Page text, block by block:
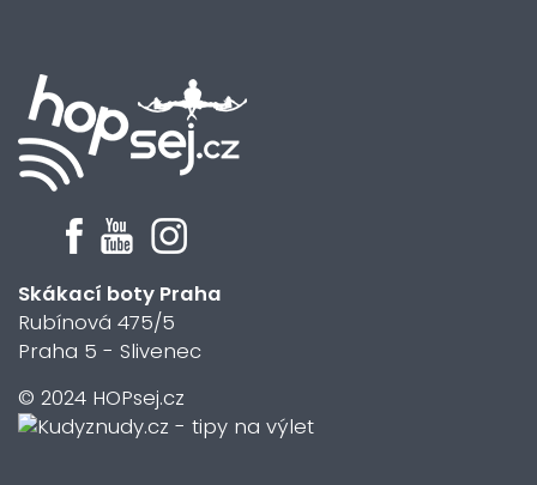
Skákací boty Praha
Rubínová 475/5
Praha 5 - Slivenec
© 2024 HOPsej.cz